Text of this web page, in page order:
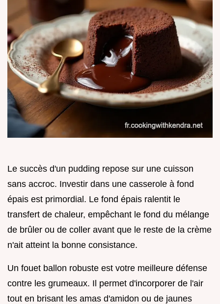
Le succès d'un pudding repose sur une cuisson
sans accroc. Investir dans une casserole à fond
épais est primordial. Le fond épais ralentit le
transfert de chaleur, empêchant le fond du mélange
de brûler ou de coller avant que le reste de la crème
n'ait atteint la bonne consistance.
Un fouet ballon robuste est votre meilleure défense
contre les grumeaux. Il permet d'incorporer de l'air
tout en brisant les amas d'amidon ou de jaunes